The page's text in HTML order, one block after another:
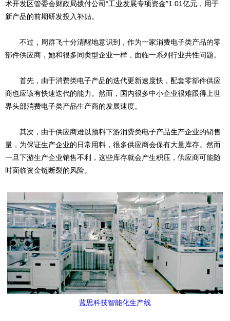
术开发区管委会财政局拨付公司“工业发展专项资金”1.01亿元，用于
新产品的前期研发投入补贴。
不过，周群飞十分清醒地意识到，作为一家消费电子类产品的零
部件供应商，她和很多同类型企业一样，面临一系列行业共性问题。
首先，由于消费类电子产品的迭代更新速度快，配套零部件供应
商也应该有快速迭代的能力。然而，国内很多中小企业很难跟得上世
界头部消费电子类产品生产商的发展速度。
其次，由于供应商难以预料下游消费类电子产品生产企业的销售
量，为保证生产企业的日常用料，很多供应商会保有大量库存。然而
一旦下游生产企业销售不利，这些库存就会产生积压，供应商可能随
时面临资金链断裂的风险。
蓝思科技智能化生产线